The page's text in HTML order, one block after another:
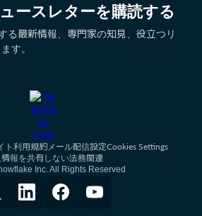
ースレターを購読する
る最新情報、専門家の知見、役立つリ
す。
ト利用規約メール配信設定Cookies Settings
報を共有しない法務関連
Inc. All Rights Reserved